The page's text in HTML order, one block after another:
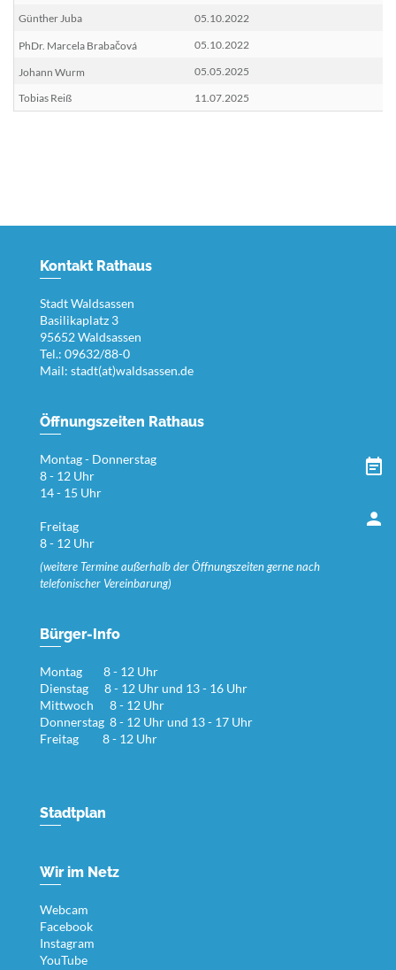
Günther Juba
05.10.2022
PhDr. Marcela Brabačová 05.10.2022
Johann Wurm
05.05.2025
Tobias Reiß
11.07.2025
Kontakt Rathaus
Stadt Waldsassen
Basilikaplatz 3
95652 Waldsassen
Tel.: 09632/88-0
Mail: stadt(at)waldsassen.de
Öffnungszeiten Rathaus
Montag - Donnerstag
8 - 12 Uhr
14 - 15 Uhr
Freitag
8 - 12 Uhr
(weitere Termine außerhalb der Öffnungszeiten gerne nach
telefonischer Vereinbarung)
Bürger-Info
Montag 8 - 12 Uhr
Dienstag 8 - 12 Uhr und 13 - 16 Uhr
Mittwoch 8 - 12 Uhr
Donnerstag 8 - 12 Uhr und 13 - 17 Uhr
Freitag 8 - 12 Uhr
Stadtplan
Wir im Netz
Webcam
Facebook
Instagram
YouTube